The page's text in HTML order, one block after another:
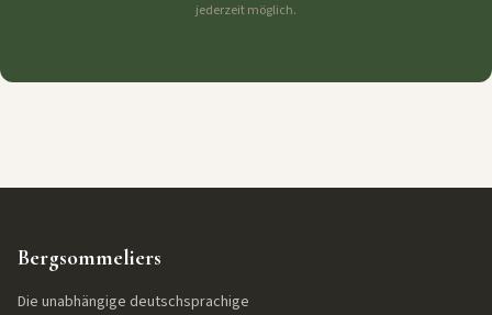
jederzeit möglich.
Bergsommeliers
Die unabhängige deutschsprachige